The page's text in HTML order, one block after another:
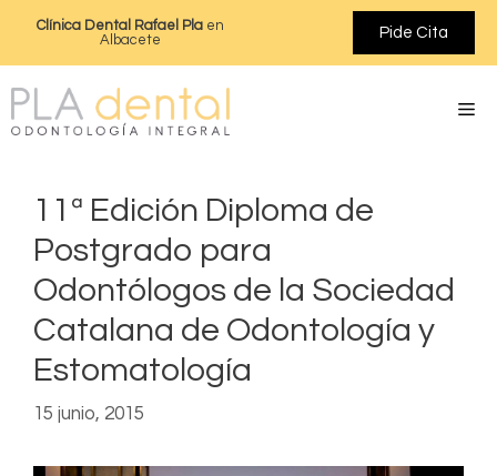
Clínica Dental Rafael Plaen
Albacete
Pide Cita
11ª Edición Diploma de
Postgrado para
Odontólogos de la Sociedad
Catalana de Odontología y
Estomatología
15 junio, 2015